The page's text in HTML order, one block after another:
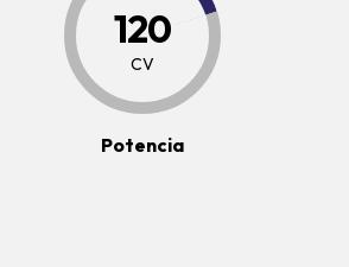
120
CV
Potencia